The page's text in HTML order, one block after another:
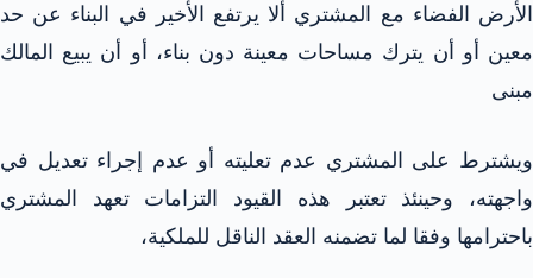
الأرض الفضاء مع المشتري ألا يرتفع الأخير في البناء عن حد
معين أو أن يترك مساحات معينة دون بناء، أو أن يبيع المالك
مبنى
ويشترط على المشتري عدم تعليته أو عدم إجراء تعديل في
واجهته، وحينئذ تعتبر هذه القيود التزامات تعهد المشتري
باحترامها وفقا لما تضمنه العقد الناقل للملكية،